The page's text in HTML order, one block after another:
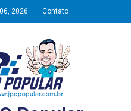
2026 Contato